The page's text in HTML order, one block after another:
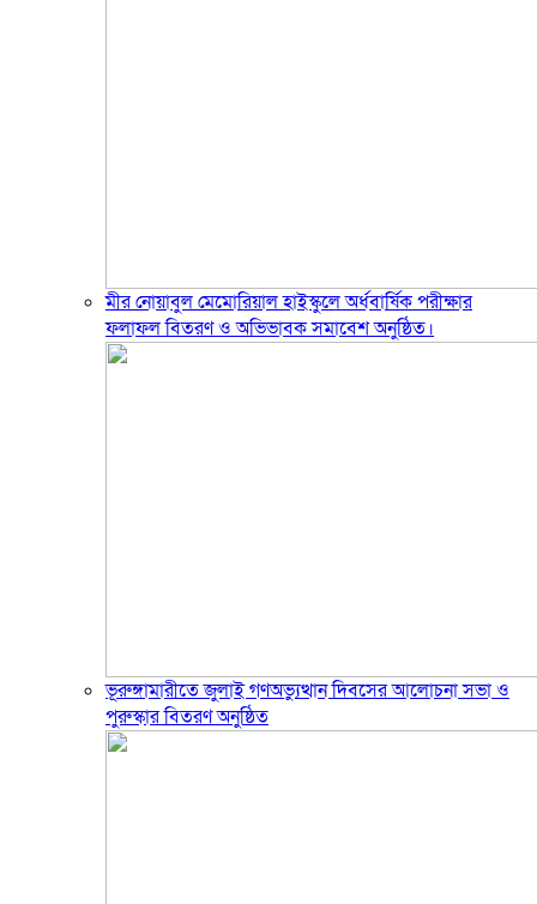
মীর নোয়াবুল মেমোরিয়াল হাইস্কুলে অর্ধবার্ষিক পরীক্ষার
ফলাফল বিতরণ ও অভিভাবক সমাবেশ অনুষ্ঠিত।
ভূরুঙ্গামারীতে জুলাই গণঅভ্যুত্থান দিবসের আলোচনা সভা ও
পুরুস্কার বিতরণ অনুষ্ঠিত